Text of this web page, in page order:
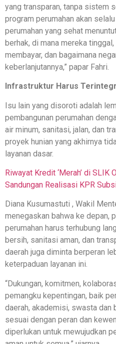
yang transparan, tanpa sistem
program perumahan akan
perumahan yang sehat
berhak, di mana mereka
membayar, dan bagaimana
keberlanjutannya,” papar Fahri.
Infrastruktur Harus
Isu lain yang disoroti adalah
pembangunan perumahan
air minum, sanitasi, jalan, dan
proyek hunian yang akhirnya
layanan dasar.
Riwayat Kredit ‘Merah’ di SLIK
Sandungan Realisasi KPR
Diana Kusumastuti , Wakil
menegaskan bahwa ke depan,
perumahan harus terhubung
bersih, sanitasi aman, dan
daerah juga diminta berperan
keterpaduan layanan ini.
“Dukungan, komitmen,
pemangku kepentingan, baik
daerah, akademisi, swasta dan
sesuai dengan peran dan
diperlukan untuk mewujudkan